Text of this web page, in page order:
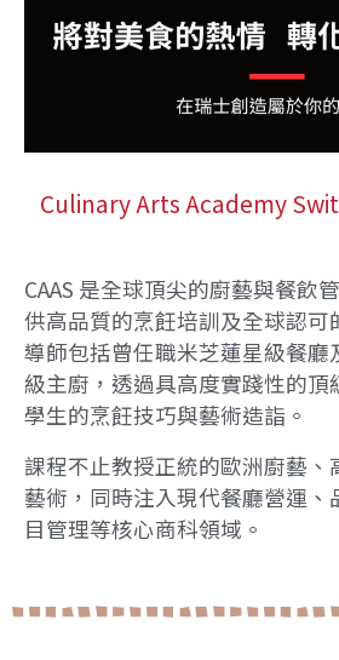
Culinary Arts Academy
CAAS 是全球頂尖的廚藝與餐飲
供高品質的烹飪培訓及全球認可
導師包括曾任職米芝蓮星級餐廳
級主廚，透過具高度實踐性的頂
學生的烹飪技巧與藝術造詣。
課程不止教授正統的歐洲廚藝、
藝術，同時注入現代餐廳營運、
目管理等核心商科領域。